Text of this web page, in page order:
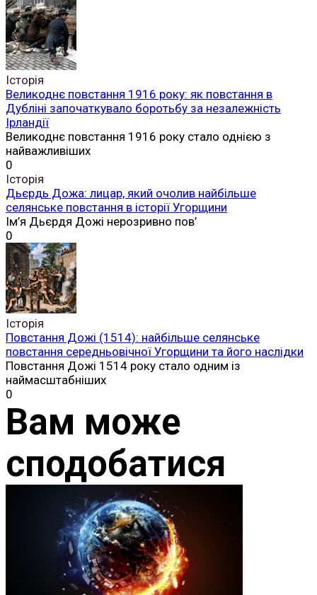
Історія
Великоднє повстання 1916 року: як повстання в
Дубліні започаткувало боротьбу за незалежність
Ірландії
Великоднє повстання 1916 року стало однією з
найважливіших
0
Історія
Дьєрдь Дожа: лицар, який очолив найбільше
селянське повстання в історії Угорщини
Ім’я Дьєрдя Дожі нерозривно пов’
0
Історія
Повстання Дожі (1514): найбільше селянське
повстання середньовічної Угорщини та його наслідки
Повстання Дожі 1514 року стало одним із
наймасштабніших
0
Вам може
сподобатися